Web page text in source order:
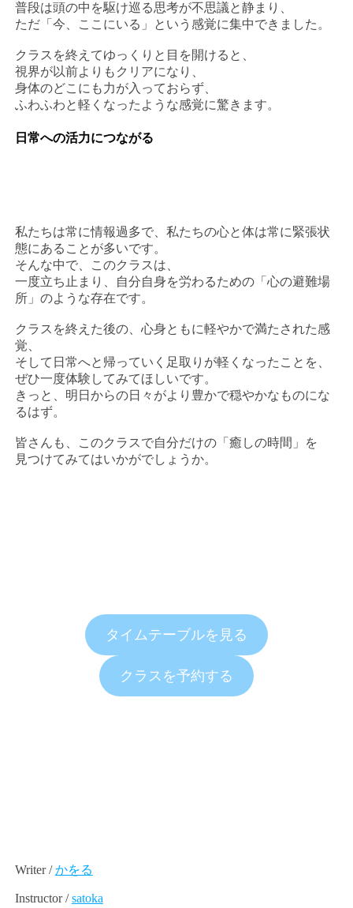
普段は頭の中を駆け巡る思考が不思議と静まり、
ただ「今、ここにいる」という感覚に集中できました。
クラスを終えてゆっくりと目を開けると、
視界が以前よりもクリアになり、
身体のどこにも力が入っておらず、
ふわふわと軽くなったような感覚に驚きます。
日常への活力につながる
私たちは常に情報過多で、私たちの心と体は常に緊張状
態にあることが多いです。
そんな中で、このクラスは、
一度立ち止まり、自分自身を労わるための「心の避難場
所」のような存在です。
クラスを終えた後の、心身ともに軽やかで満たされた感
覚、
そして日常へと帰っていく足取りが軽くなったことを、
ぜひ一度体験してみてほしいです。
きっと、明日からの日々がより豊かで穏やかなものにな
るはず。
皆さんも、このクラスで自分だけの「癒しの時間」を
見つけてみてはいかがでしょうか。
タイムテーブルを見る
クラスを予約する
Writer /かをる
Instructor /satoka